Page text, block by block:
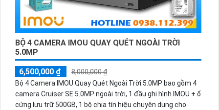
Tóm lại, Thiết kế trọn bộ Lắp Đặt Camera Trung Tâm
Thương Mại Trọn Bộ Hikvision là sự lựa chọn tuyệt vời cho
các trung tâm thương mại. Công nghệ mới, độ nét cao, dịch
vụ tốt và tính bảo mật cao là những điểm nổi bật của sản
phẩm.
BỘ 4 CAMERA IMOU QUAY QUÉT NGOÀI TRỜI
5.0MP
6,500,000 ₫
8,000,000 ₫
Bộ 4 Camera IMOU Quay Quét Ngoài Trời 5.0MP bao gồm 4
camera Cruiser SE 5.0MP ngoài trời, 1 đầu ghi hình IMOU + ổ
cứng lưu trữ 500GB, 1 bộ chia tín hiệu chuyên dụng cho